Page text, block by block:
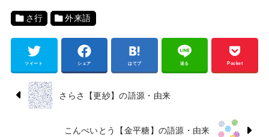
さ行 外来語
ツイート シェア はてブ 送る Pocket
さらさ【更紗】の語源・由来
こんぺいとう【金平糖】の語源・由来